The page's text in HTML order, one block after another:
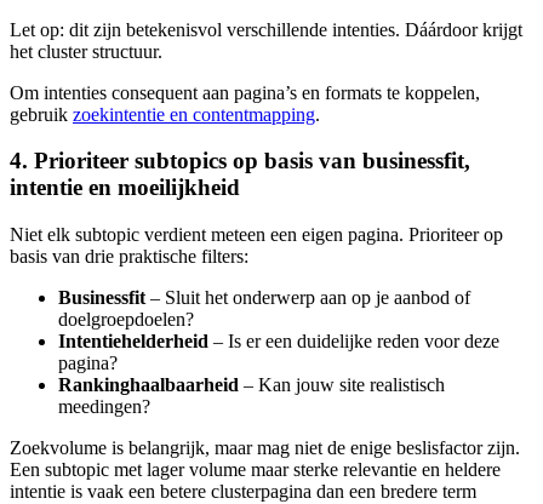
Let op: dit zijn betekenisvol verschillende intenties. Dáárdoor krijgt
het cluster structuur.
Om intenties consequent aan pagina’s en formats te koppelen,
gebruik zoekintentie en contentmapping.
4. Prioriteer subtopics op basis van businessfit,
intentie en moeilijkheid
Niet elk subtopic verdient meteen een eigen pagina. Prioriteer op
basis van drie praktische filters:
Businessfit – Sluit het onderwerp aan op je aanbod of
doelgroepdoelen?
Intentiehelderheid – Is er een duidelijke reden voor deze
pagina?
Rankinghaalbaarheid – Kan jouw site realistisch
meedingen?
Zoekvolume is belangrijk, maar mag niet de enige beslisfactor zijn.
Een subtopic met lager volume maar sterke relevantie en heldere
intentie is vaak een betere clusterpagina dan een bredere term